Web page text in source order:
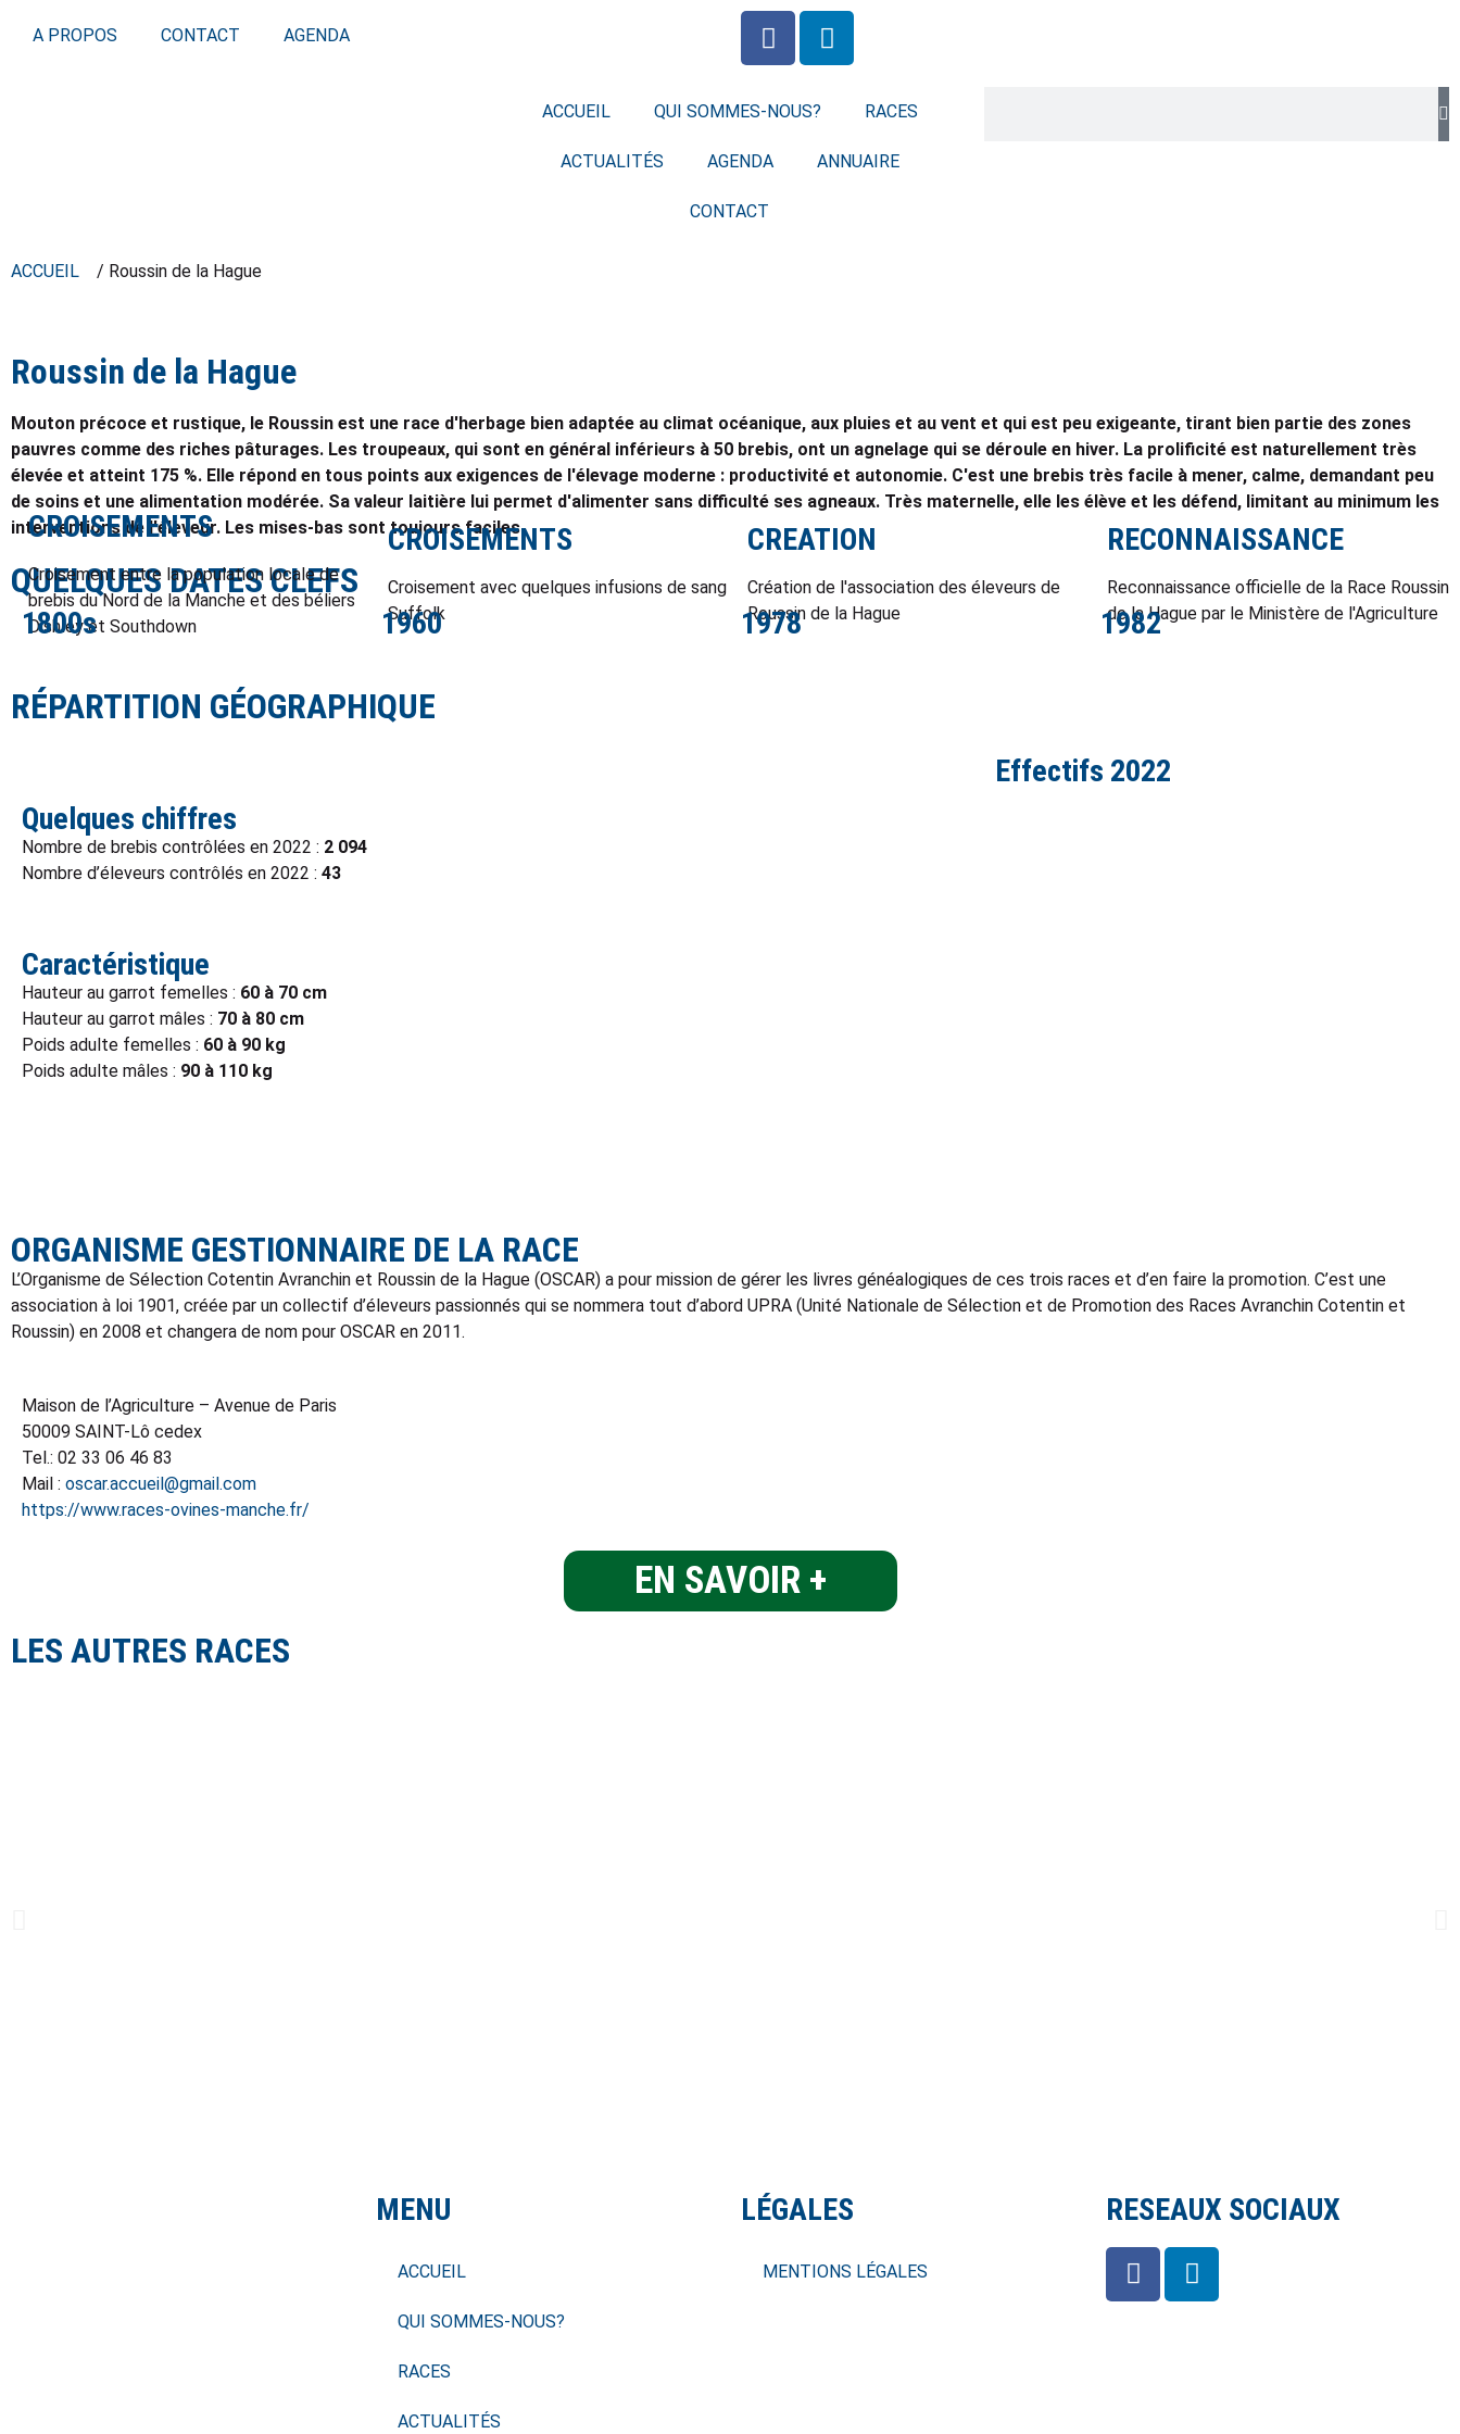
A PROPOS CONTACT AGENDA
ACCUEIL QUI SOMMES-NOUS? RACES
ACTUALITÉS AGENDA ANNUAIRE
CONTACT
ACCUEIL / Roussin de la Hague
Roussin de la Hague
Mouton précoce et rustique, le Roussin est une race d'herbage bien adaptée au climat océanique, aux pluies et au vent et qui est peu exigeante, tirant bien partie des zones
pauvres comme des riches pâturages. Les troupeaux, qui sont en général inférieurs à 50 brebis, ont un agnelage qui se déroule en hiver. La prolificité est naturellement très
élevée et atteint 175 %. Elle répond en tous points aux exigences de l'élevage moderne : productivité et autonomie. C'est une brebis très facile à mener, calme, demandant peu
de soins et une alimentation modérée. Sa valeur laitière lui permet d'alimenter sans difficulté ses agneaux. Très maternelle, elle les élève et les défend, limitant au minimum les
interventions de l'éleveur. Les mises-bas sont toujours faciles.
QUELQUES DATES CLEFS
CROISEMENTS
Croisement entre la population locale de
brebis du Nord de la Manche et des béliers
Dishley et Southdown
1800s
CROISEMENTS
Croisement avec quelques infusions de sang
Suffolk
1960
CREATION
Création de l'association des éleveurs de
Roussin de la Hague
1978
RECONNAISSANCE
Reconnaissance officielle de la Race Roussin
de la Hague par le Ministère de l'Agriculture
1982
RÉPARTITION GÉOGRAPHIQUE
Quelques chiffres
Nombre de brebis contrôlées en 2022 : 2 094
Nombre d’éleveurs contrôlés en 2022 : 43
Caractéristique
Hauteur au garrot femelles : 60 à 70 cm
Hauteur au garrot mâles : 70 à 80 cm
Poids adulte femelles : 60 à 90 kg
Poids adulte mâles : 90 à 110 kg
Effectifs 2022
ORGANISME GESTIONNAIRE DE LA RACE
L’Organisme de Sélection Cotentin Avranchin et Roussin de la Hague (OSCAR) a pour mission de gérer les livres généalogiques de ces trois races et d’en faire la promotion. C’est une
association à loi 1901, créée par un collectif d’éleveurs passionnés qui se nommera tout d’abord UPRA (Unité Nationale de Sélection et de Promotion des Races Avranchin Cotentin et
Roussin) en 2008 et changera de nom pour OSCAR en 2011.
Maison de l’Agriculture – Avenue de Paris
50009 SAINT-Lô cedex
Tel.: 02 33 06 46 83
Mail : oscar.accueil@gmail.com
https://www.races-ovines-manche.fr/
EN SAVOIR +
LES AUTRES RACES
MENU
ACCUEIL
QUI SOMMES-NOUS?
RACES
ACTUALITÉS
LÉGALES
MENTIONS LÉGALES
RESEAUX SOCIAUX